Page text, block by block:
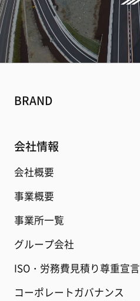
BRAND
会社情報
会社概要
事業概要
事業所一覧
グループ会社
ISO・労務費見積り尊重宣言
コーポレートガバナンス